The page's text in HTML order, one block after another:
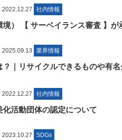
2022.12.27 社内情報
境） 【 サーベイランス審査 】が
2025.09.13 業界情報
？｜リサイクルできるものや有
2022.12.27 社内情報
活動団体の認定について
2023.10.27 SDGs